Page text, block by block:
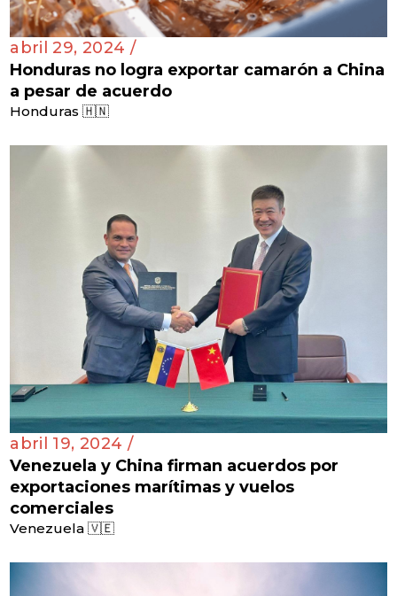
abril 29, 2024 /
Honduras no logra exportar camarón a China
a pesar de acuerdo
Honduras 🇭🇳
abril 19, 2024 /
Venezuela y China firman acuerdos por
exportaciones marítimas y vuelos
comerciales
Venezuela 🇻🇪